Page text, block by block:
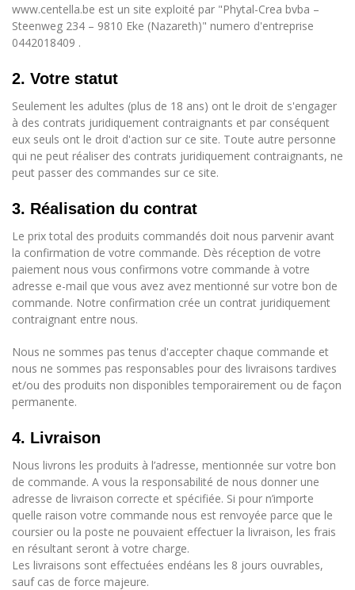
www.centella.be est un site exploité par "Phytal-Crea bvba –
Steenweg 234 – 9810 Eke (Nazareth)" numero d'entreprise
0442018409 .
2. Votre statut
Seulement les adultes (plus de 18 ans) ont le droit de s'engager
à des contrats juridiquement contraignants et par conséquent
eux seuls ont le droit d'action sur ce site. Toute autre personne
qui ne peut réaliser des contrats juridiquement contraignants, ne
peut passer des commandes sur ce site.
3. Réalisation du contrat
Le prix total des produits commandés doit nous parvenir avant
la confirmation de votre commande. Dès réception de votre
paiement nous vous confirmons votre commande à votre
adresse e-mail que vous avez avez mentionné sur votre bon de
commande. Notre confirmation crée un contrat juridiquement
contraignant entre nous.
Nous ne sommes pas tenus d'accepter chaque commande et
nous ne sommes pas responsables pour des livraisons tardives
et/ou des produits non disponibles temporairement ou de façon
permanente.
4. Livraison
Nous livrons les produits à l’adresse, mentionnée sur votre bon
de commande. A vous la responsabilité de nous donner une
adresse de livraison correcte et spécifiée. Si pour n’importe
quelle raison votre commande nous est renvoyée parce que le
coursier ou la poste ne pouvaient effectuer la livraison, les frais
en résultant seront à votre charge.
Les livraisons sont effectuées endéans les 8 jours ouvrables,
sauf cas de force majeure.